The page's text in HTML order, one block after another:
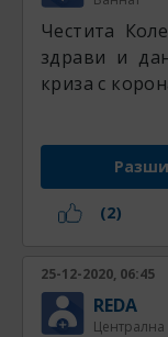
Честита
здрави и
криза с
(2)
25-12-2020, 06:45
REDA
Централна